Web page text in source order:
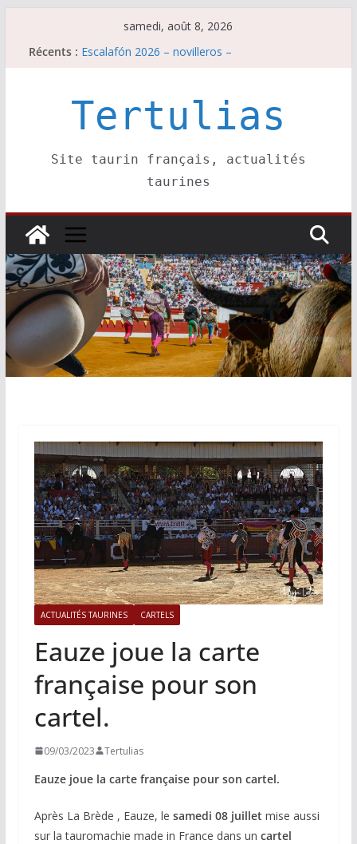
samedi, août 8, 2026
Récents : Escalafón 2026 – novilleros –
Les brèves du vendredi 7 août
Escalafón 2026 – matadors de toros-
Tertulias
Site taurin français, actualités
taurines
ACTUALITÉS TAURINES CARTELS
Eauze joue la carte
française pour son
cartel.
09/03/2023 Tertulias
Eauze joue la carte française pour son cartel.
Après La Brède , Eauze, le samedi 08 juillet mise aussi
sur la tauromachie made in France dans un cartel